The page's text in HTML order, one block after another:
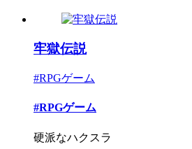
牢獄伝説
#RPGゲーム
#RPGゲーム
硬派なハクスラ